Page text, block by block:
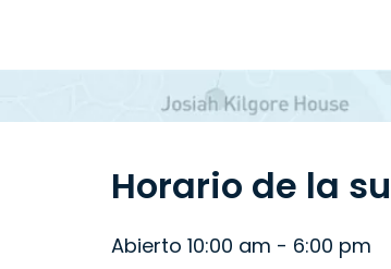
Horario de la
Abierto 10:00 am - 6:00 pm